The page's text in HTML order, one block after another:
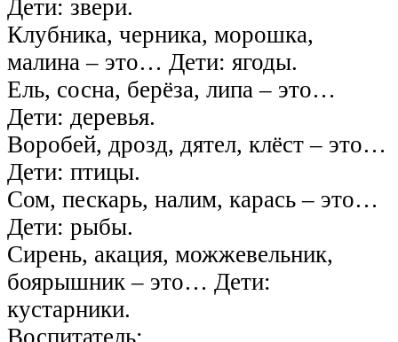
Дети: звери.
Клубника, черника, морошка,
малина – это… Дети: ягоды.
Ель, сосна, берёза, липа – это…
Дети: деревья.
Воробей, дрозд, дятел, клёст – это…
Дети: птицы.
Сом, пескарь, налим, карась – это…
Дети: рыбы.
Сирень, акация, можжевельник,
боярышник – это… Дети:
кустарники.